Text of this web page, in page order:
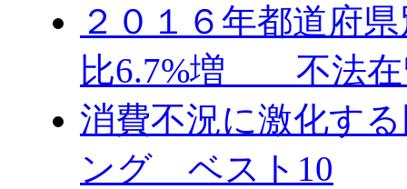
２０１６年都道府
比6.7%増 不法在
消費不況に激化す
ング ベスト10